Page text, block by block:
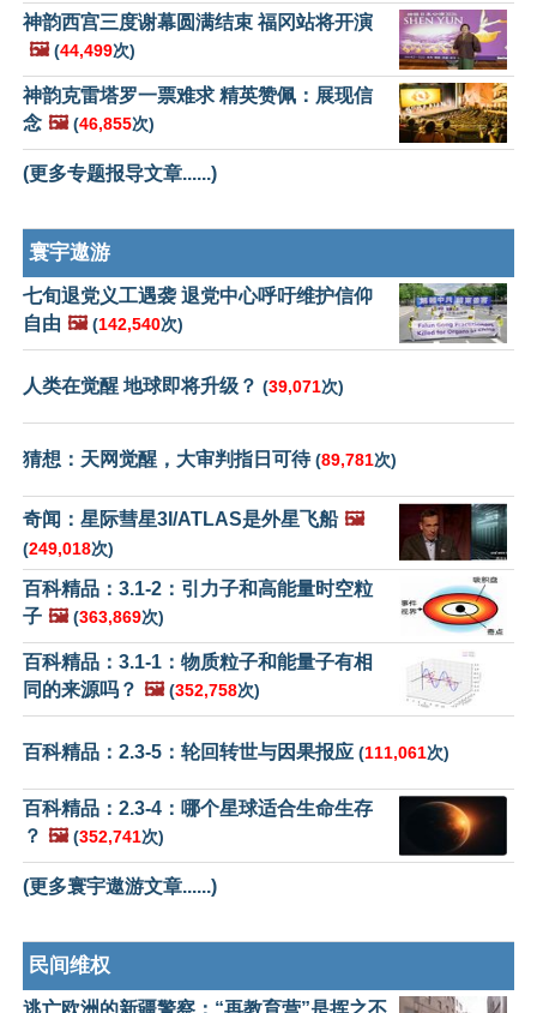
神韵西宫三度谢幕圆满结束 福冈站将开演
🖼️ (44,499次)
神韵克雷塔罗一票难求 精英赞佩：展现信
念 🖼️ (46,855次)
(更多专题报导文章......)
寰宇遨游
七旬退党义工遇袭 退党中心呼吁维护信仰
自由 🖼️ (142,540次)
人类在觉醒 地球即将升级？ (39,071次)
猜想：天网觉醒，大审判指日可待(89,781次)
奇闻：星际彗星3I/ATLAS是外星飞船 🖼️
(249,018次)
百科精品：3.1-2：引力子和高能量时空粒
子 🖼️ (363,869次)
百科精品：3.1-1：物质粒子和能量子有相
同的来源吗？ 🖼️ (352,758次)
百科精品：2.3-5：轮回转世与因果报应 (111,061次)
百科精品：2.3-4：哪个星球适合生命生存
？ 🖼️ (352,741次)
(更多寰宇遨游文章......)
民间维权
逃亡欧洲的新疆警察：“再教育营”是挥之不